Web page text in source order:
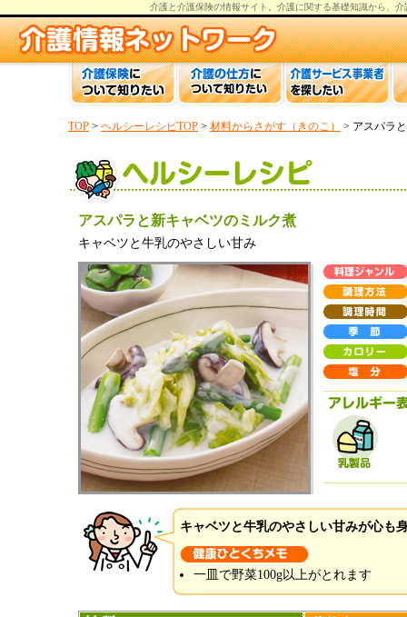
介護と介護保険の情報サイト。 介護に関する基礎知識から、 介
TOP > ヘルシーレシピTOP > 材料からさがす（きのこ） > アスパラ
アスパラと新キャベツのミルク煮
キャベツと牛乳のやさしい甘み
キャベツと牛乳のやさしい甘みが心も
一皿で野菜100g以上がとれます